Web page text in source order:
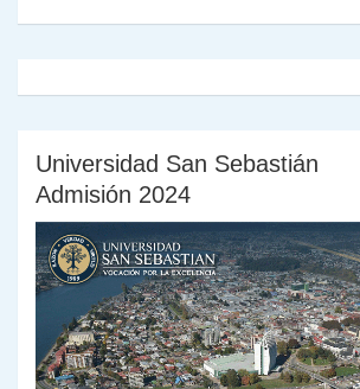
Universidad San Sebastián
Admisión 2024